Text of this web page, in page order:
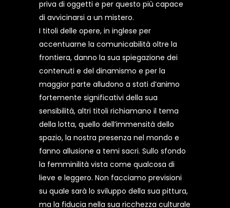
priva di oggetti e per questo più capace
di avvicinarsi a un mistero.
I titoli delle opere, in inglese per
accentuarne la comunicabilità oltre la
frontiera, danno la sua spiegazione dei
contenuti e del dinamismo e per la
maggior parte alludono a stati d’animo
fortemente significativi della sua
sensibilità, altri titoli richiamano il tema
della lotta, quello dell’immensità dello
spazio, la nostra presenza nel mondo e
fanno allusione a temi sacri. Sullo sfondo
la femminilità vista come qualcosa di
lieve e leggero. Non facciamo previsioni
su quale sarà lo sviluppo della sua pittura,
ma la fiducia nella sua ricchezza culturale